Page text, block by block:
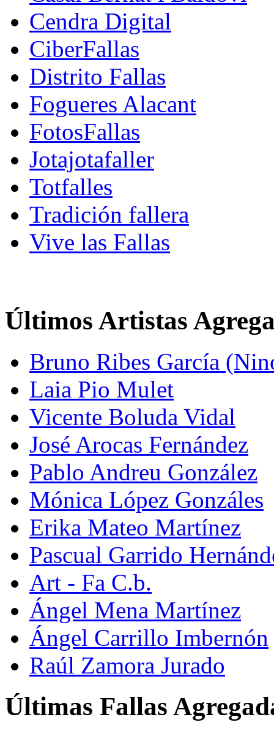
Cendra Digital
CiberFallas
Distrito Fallas
Fogueres Alacant
FotosFallas
Jotajotafaller
Totfalles
Tradición fallera
Vive las Fallas
Últimos Artistas
Bruno Ribes García
Laia Pio Mulet
Vicente Boluda Vidal
José Arocas Fernández
Pablo Andreu González
Mónica López Gonzáles
Erika Mateo Martínez
Pascual Garrido
Art - Fa C.b.
Ángel Mena Martínez
Ángel Carrillo Imbernón
Raúl Zamora Jurado
Últimas Fallas